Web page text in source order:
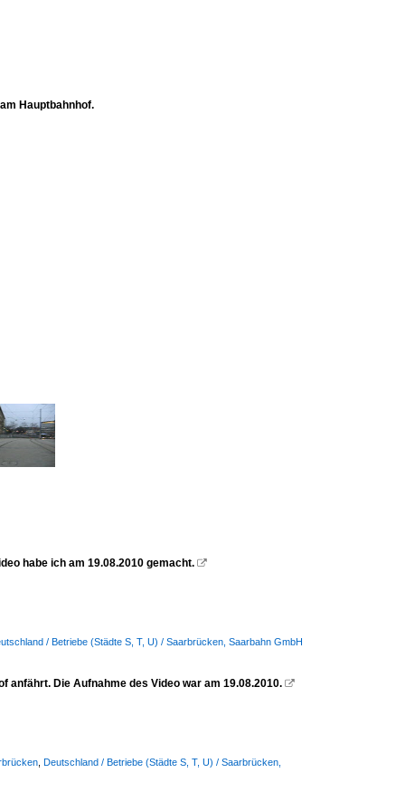
Hauptbahnhof.
habe ich am 19.08.2010 gemacht. 
/ Betriebe (Städte S, T, U) / Saarbrücken, Saarbahn GmbH
anfährt. Die Aufnahme des Video war am 19.08.2010. 
Deutschland / Betriebe (Städte S, T, U) / Saarbrücken,